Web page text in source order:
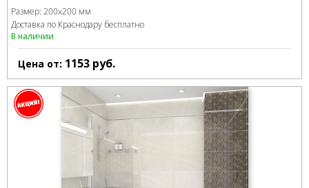
Размер: 200x200 мм
Доставка по Краснодару бесплатно
В наличии
Цена от: 1153 руб.